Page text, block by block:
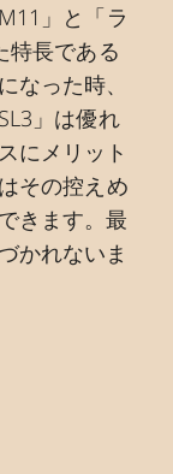
」と「ラ
特長である
なった時、
」は優れ
にメリット
その控えめ
きます。最
かれないま